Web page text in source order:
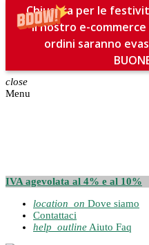
Chiusura per le
Il nostro e-
ordini saranno
close
Menu
IVA agevolata al 4% e al 10%
location_on Dove siamo
Contattaci
help_outline Aiuto Faq